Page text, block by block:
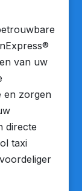
van uw
en zorgen
directe
taxi